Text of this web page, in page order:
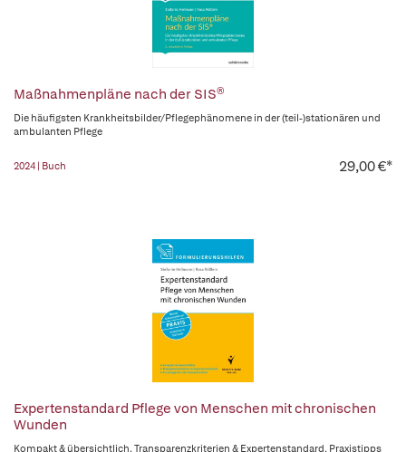
Maßnahmenpläne nach der SIS®
Die häufigsten Krankheitsbilder/Pflegephänomene in der (teil-)stationären und
ambulanten Pflege
2024 | Buch 29,00 €*
Expertenstandard Pflege von Menschen mit chronischen
Wunden
Kompakt & übersichtlich. Transparenzkriterien & Expertenstandard. Praxistipps